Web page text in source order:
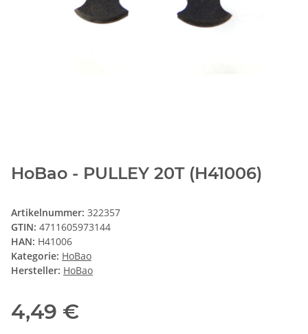
HoBao - PULLEY 20T (H41006)
Artikelnummer: 322357
GTIN: 4711605973144
HAN: H41006
Kategorie: HoBao
Hersteller: HoBao
4,49 €